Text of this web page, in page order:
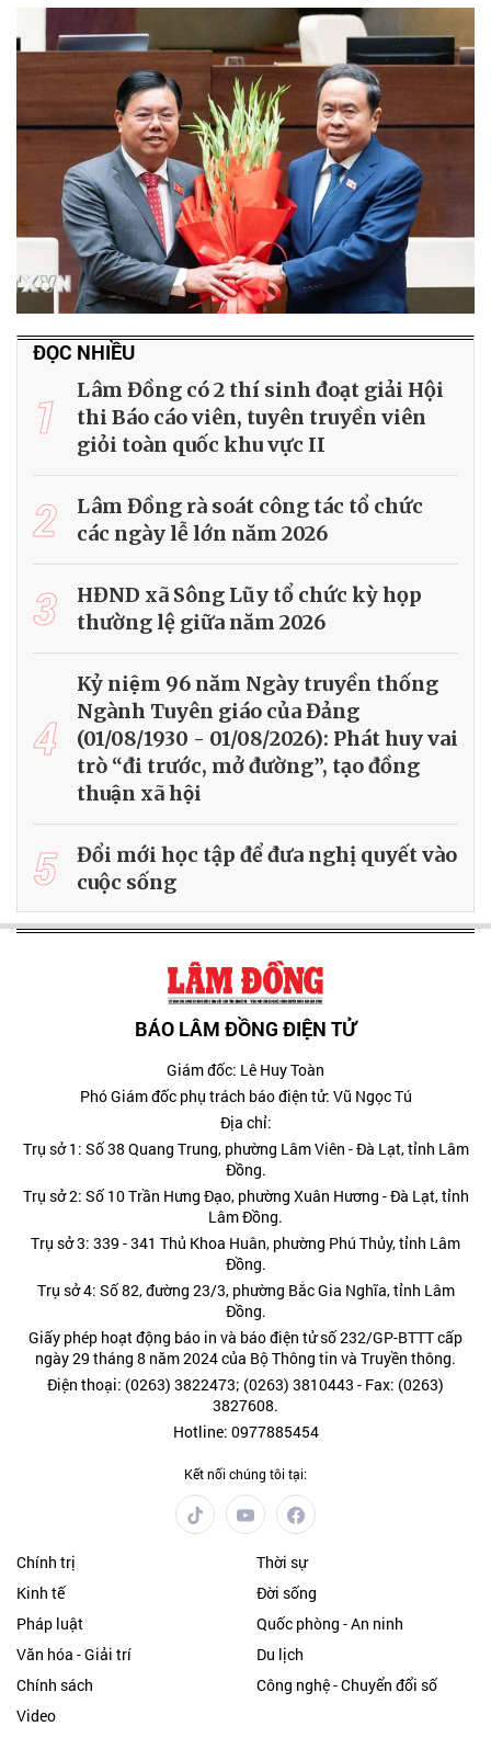
ĐỌC NHIỀU
1
Lâm Đồng có 2 thí sinh đoạt giải Hội
thi Báo cáo viên, tuyên truyền viên
giỏi toàn quốc khu vực II
2
Lâm Đồng rà soát công tác tổ chức
các ngày lễ lớn năm 2026
3
HĐND xã Sông Lũy tổ chức kỳ họp
thường lệ giữa năm 2026
4
Kỷ niệm 96 năm Ngày truyền thống
Ngành Tuyên giáo của Đảng
(01/08/1930 - 01/08/2026): Phát huy vai
trò “đi trước, mở đường”, tạo đồng
thuận xã hội
5
Đổi mới học tập để đưa nghị quyết vào
cuộc sống
BÁO LÂM ĐỒNG ĐIỆN TỬ
Giám đốc: Lê Huy Toàn
Phó Giám đốc phụ trách báo điện tử: Vũ Ngọc Tú
Địa chỉ:
Trụ sở 1: Số 38 Quang Trung, phường Lâm Viên - Đà Lạt, tỉnh Lâm
Đồng.
Trụ sở 2: Số 10 Trần Hưng Đạo, phường Xuân Hương - Đà Lạt, tỉnh
Lâm Đồng.
Trụ sở 3: 339 - 341 Thủ Khoa Huân, phường Phú Thủy, tỉnh Lâm
Đồng.
Trụ sở 4: Số 82, đường 23/3, phường Bắc Gia Nghĩa, tỉnh Lâm
Đồng.
Giấy phép hoạt động báo in và báo điện tử số 232/GP-BTTT cấp
ngày 29 tháng 8 năm 2024 của Bộ Thông tin và Truyền thông.
Điện thoại: (0263) 3822473; (0263) 3810443 - Fax: (0263)
3827608.
Hotline: 0977885454
Kết nối chúng tôi tại:
Chính trị
Thời sự
Kinh tế
Đời sống
Pháp luật
Quốc phòng - An ninh
Văn hóa - Giải trí
Du lịch
Chính sách
Công nghệ - Chuyển đổi số
Video